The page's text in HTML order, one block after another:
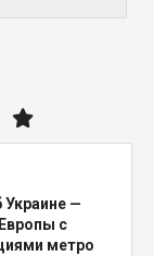
Украине —
с
метро